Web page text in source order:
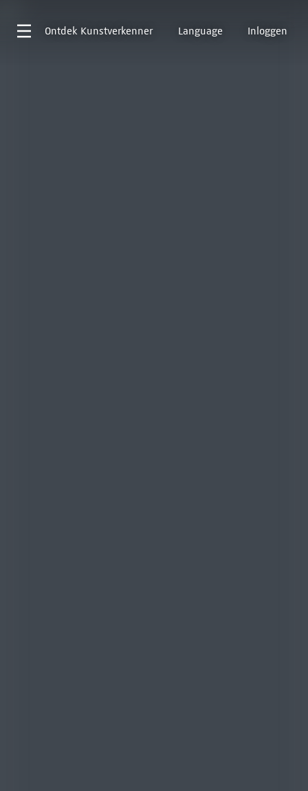
Ontdek Kunstverkenner Language Inloggen